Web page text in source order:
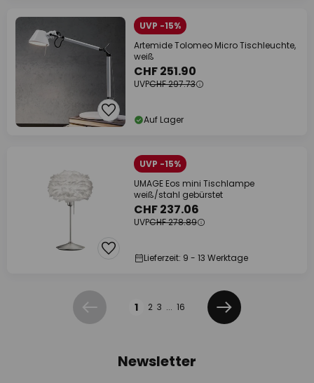
UVP -15%
Artemide Tolomeo Micro Tischleuchte,
weiß
CHF 251.90
UVPCHF 297.73
Auf Lager
UVP -15%
UMAGE Eos mini Tischlampe
weiß/stahl gebürstet
CHF 237.06
UVPCHF 278.89
Lieferzeit: 9 - 13 Werktage
Zurück 1 2 3 ... 16
Weiter
Newsletter